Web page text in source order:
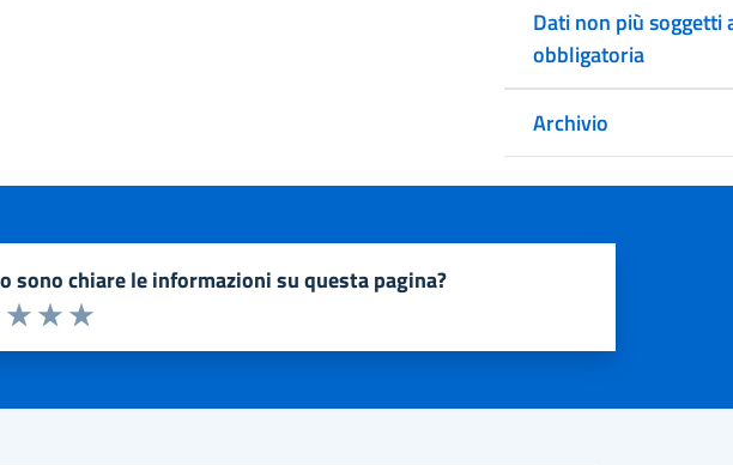
Dati non più soggetti
obbligatoria
Archivio
sono chiare le informazioni su questa pagina?
1 a 5 stelle la pagina
Valuta 5 stelle su 5
Valuta 4 stelle su 5
Valuta 3 stelle su 5
2 stelle su 5
stelle su 5